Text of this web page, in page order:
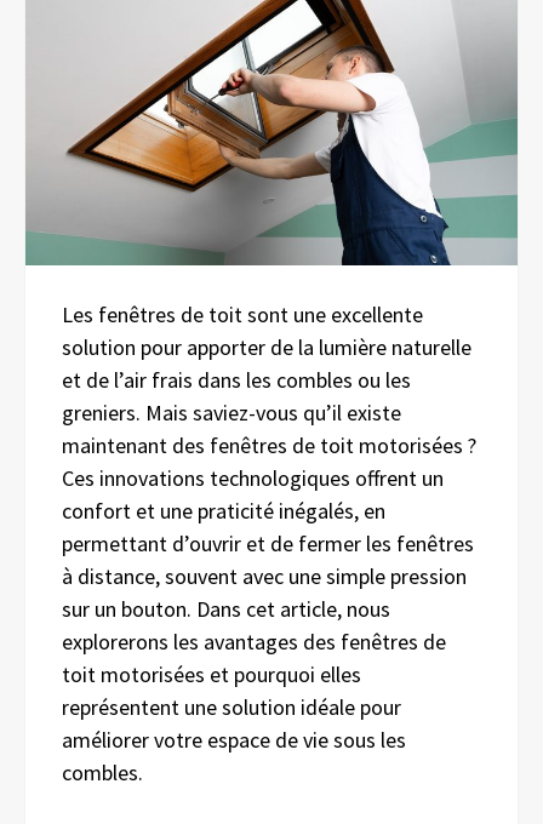
Les fenêtres de toit sont une excellente
solution pour apporter de la lumière naturelle
et de l’air frais dans les combles ou les
greniers. Mais saviez-vous qu’il existe
maintenant des fenêtres de toit motorisées ?
Ces innovations technologiques offrent un
confort et une praticité inégalés, en
permettant d’ouvrir et de fermer les fenêtres
à distance, souvent avec une simple pression
sur un bouton. Dans cet article, nous
explorerons les avantages des fenêtres de
toit motorisées et pourquoi elles
représentent une solution idéale pour
améliorer votre espace de vie sous les
combles.